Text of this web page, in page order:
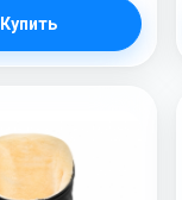
Купить